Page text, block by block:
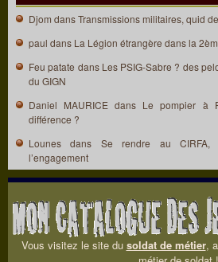
Djom dansTransmissions militaires, quid
paul dans La Légion étrangère dans la
Feu patate dans Les PSIG-Sabre ? des
du GIGN
Daniel MAURICE dans Le pompier à
différence ?
Lounes dans Se rendre au CIRFA,
l’engagement
Vous visitez le site du soldat de métier,